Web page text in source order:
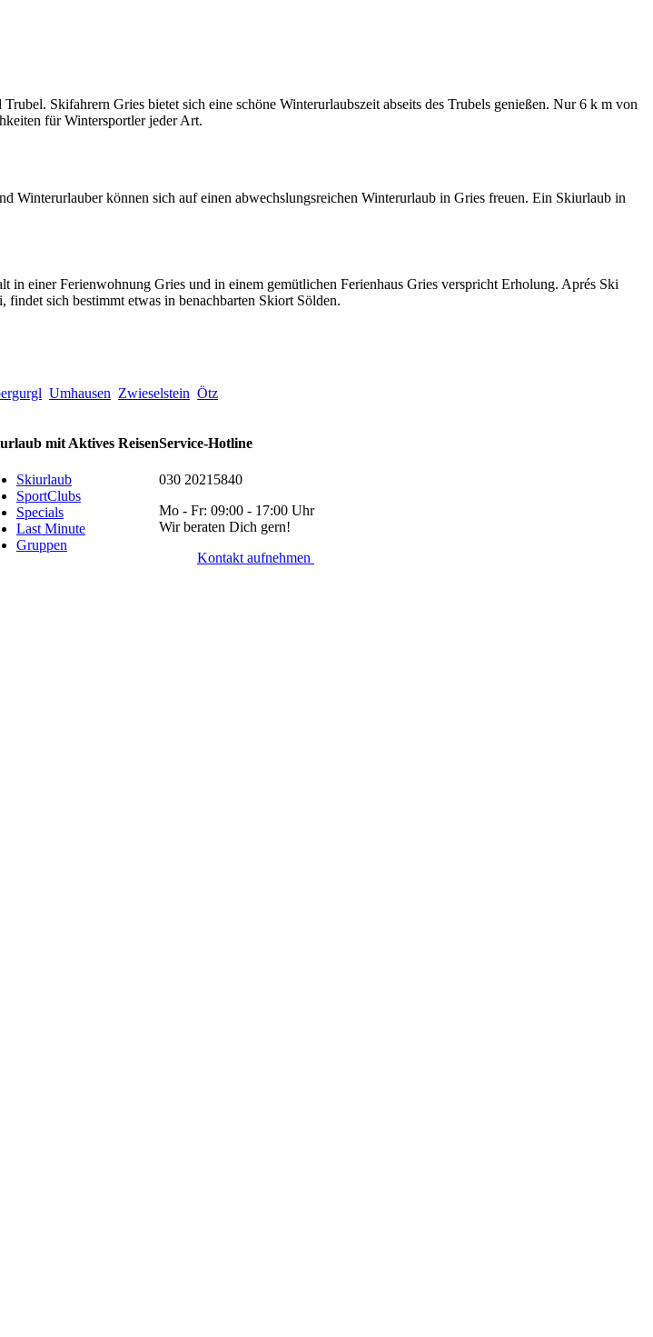
Skifahrern Gries bietet sich eine schöne Winterurlaubszeit abseits des Trubels genießen. Nur 6 k m von
für Wintersportler jeder Art.
können sich auf einen abwechslungsreichen Winterurlaub in Gries freuen. Ein Skiurlaub in
einer Ferienwohnung Gries und in einem gemütlichen Ferienhaus Gries verspricht Erholung. Aprés Ski
sich bestimmt etwas in benachbarten Skiort Sölden.
Umhausen Zwieselstein Ötz
mit Aktives Reisen
Skiurlaub
SportClubs
Specials
Last Minute
Gruppen
Service-Hotline
030 20215840
Mo - Fr: 09:00 - 17:00 Uhr
Wir beraten Dich gern!
Kontakt aufnehmen